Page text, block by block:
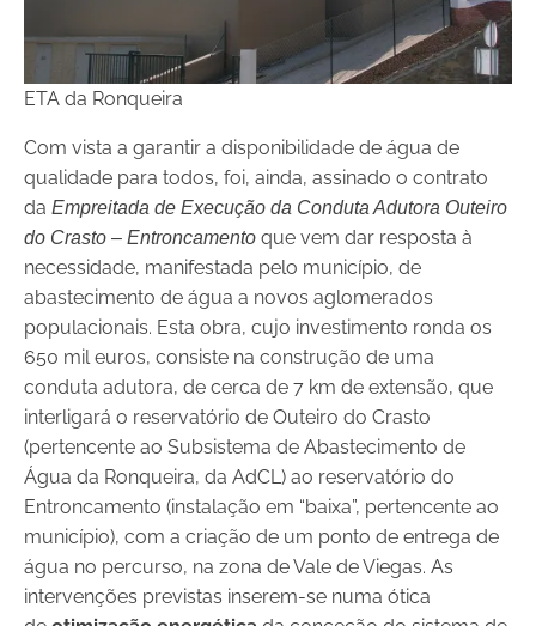
ETA da Ronqueira
Com vista a garantir a disponibilidade de água de
qualidade para todos, foi, ainda, assinado o contrato
da Empreitada de Execução da Conduta Adutora Outeiro
do Crasto – Entroncamento que vem dar resposta à
necessidade, manifestada pelo município, de
abastecimento de água a novos aglomerados
populacionais. Esta obra, cujo investimento ronda os
650 mil euros, consiste na construção de uma
conduta adutora, de cerca de 7 km de extensão, que
interligará o reservatório de Outeiro do Crasto
(pertencente ao Subsistema de Abastecimento de
Água da Ronqueira, da AdCL) ao reservatório do
Entroncamento (instalação em “baixa”, pertencente ao
município), com a criação de um ponto de entrega de
água no percurso, na zona de Vale de Viegas. As
intervenções previstas inserem-se numa ótica